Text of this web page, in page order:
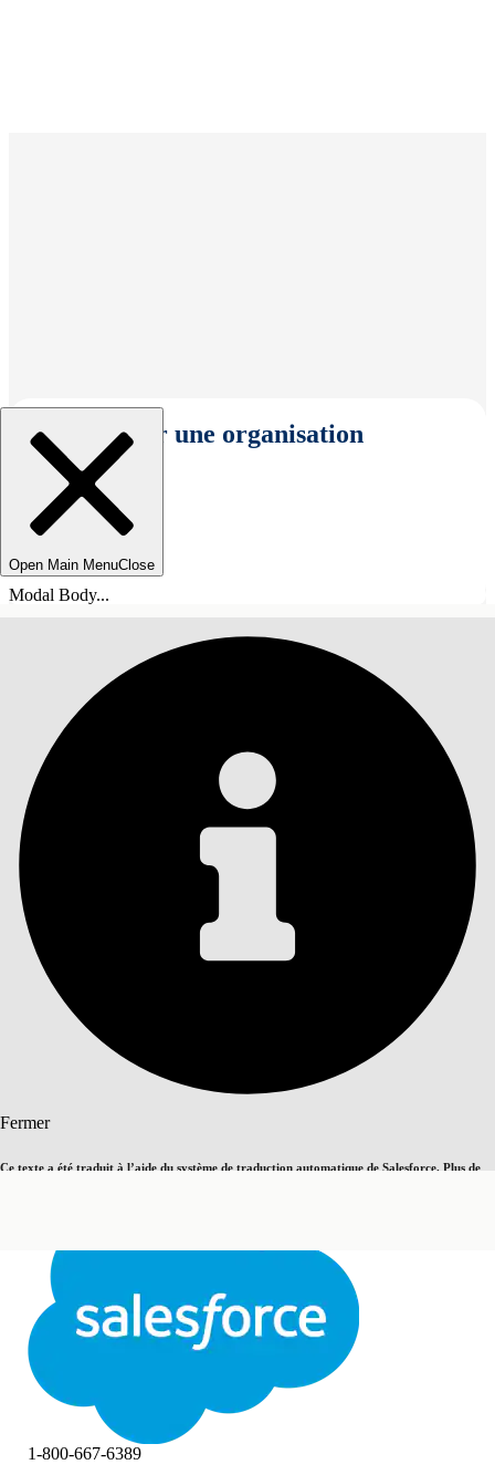
Sélectionner une organisation
Open Main MenuClose
Modal Body...
Fermer
Ce texte a été traduit à l’aide du système de traduction automatique de Salesforce. Plus de
Fermer
Table des matières
TABLE DES MATIÈRES
Rechercher
1-800-667-6389